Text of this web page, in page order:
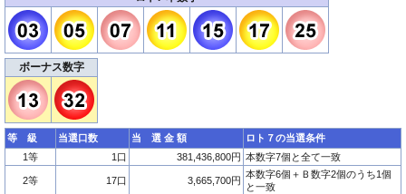
ボーナス数字
等 級 当選口数 当 選 金 額
ロト７の当選条件
1等
1口 381,436,800円 本数字7個と全て一致
2等 17口 3,665,700円
本数字6個＋Ｂ数字2個のうち1個
と一致